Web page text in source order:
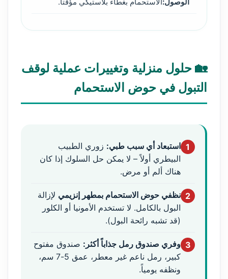
🏡 حلول منزلية وتغييرات عملية لوقف
التبول في حوض الاستحمام
1 استبعاد أي سبب طبي: زوري الطبيب
البيطري أولاً – لا يمكن حل السلوك إذا كان
هناك ألم أو مرض.
2 نظفي حوض الاستحمام بمطهر إنزيمي لإزالة
البول بالكامل. لا تستخدم الأمونيا أو الكلور
(قد تشبه رائحة البول).
3 وفري صندوق رمل جذاباً أكثر: صندوق مفتوح
كبير، رمل ناعم غير معطر، عمق 5-7 سم،
ونظفه يومياً.